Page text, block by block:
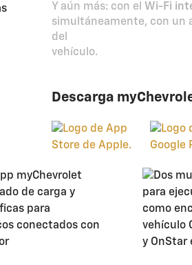
Y aún más: con el Wi-Fi
simultáneamente, con un
del
vehículo.
Descarga